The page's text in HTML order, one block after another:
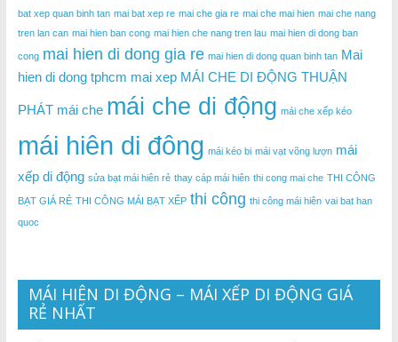
bat xep quan binh tan mai bat xep re mai che gia re mai che mai hien mai che nang
tren lan can mai hien ban cong mai hien che nang tren lau mai hien di dong ban
cong mai hien di dong gia re mai hien di dong quan binh tan Mai
hien di dong tphcm mai xep MÁI CHE DI ĐỘNG THUẬN
PHÁT mái che mái che di động mái che xếp kéo
mái hiên di đông mái kéo bi mái vạt võng lượn mái
xếp di động sửa bạt mái hiên rẻ thay cáp mái hiên thi cong mai che THI CÔNG
BẠT GIÁ RẺ THI CÔNG MÁI BẠT XẾP thi công thi công mái hiên vai bat han
quoc
MÁI HIÊN DI ĐỘNG – MÁI XẾP DI ĐỘNG GIÁ
RẺ NHẤT